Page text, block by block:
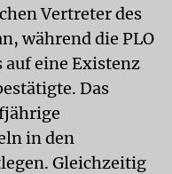
Vertreter des
während die PLO
auf eine Existenz
Das
in den
Gleichzeitig